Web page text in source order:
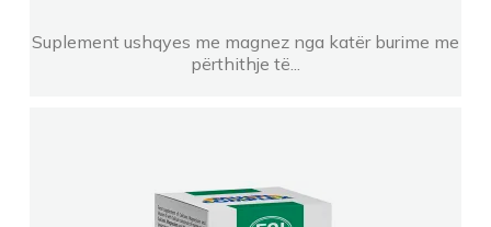
Suplement ushqyes me magnez nga katër burime me
përthithje të...